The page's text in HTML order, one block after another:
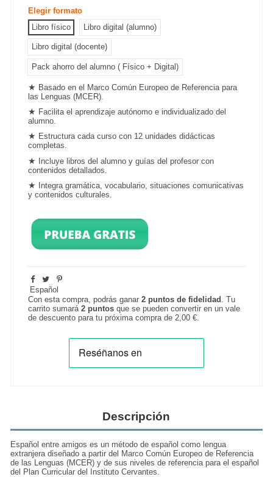
Elegir formato
Libro físico
Libro digital (alumno)
Libro digital (docente)
Pack ahorro del alumno ( Físico + Digital)
★ Basado en el Marco Común Europeo de Referencia para
las Lenguas (MCER).
★ Facilita el aprendizaje autónomo e individualizado del
alumno.
★ Estructura cada curso con 12 unidades didácticas
completas.
★ Incluye libros del alumno y guías del profesor con
contenidos detallados.
★ Integra gramática,vocabulario, situaciones comunicativas
y contenidos culturales.
Español
Con esta compra, podrás ganar2 puntos de fidelidad . Tu
carrito sumará2 puntos que se pueden convertir en un vale
de descuento para tu próxima compra de2,00 €.
Descripción
Español entre amigos es un método de español como lengua
extranjeradiseñado a partir del Marco Común Europeo de Referencia
de las Lenguas (MCER) y de sus niveles de referencia para el español
del Plan Curricular del Instituto Cervantes.